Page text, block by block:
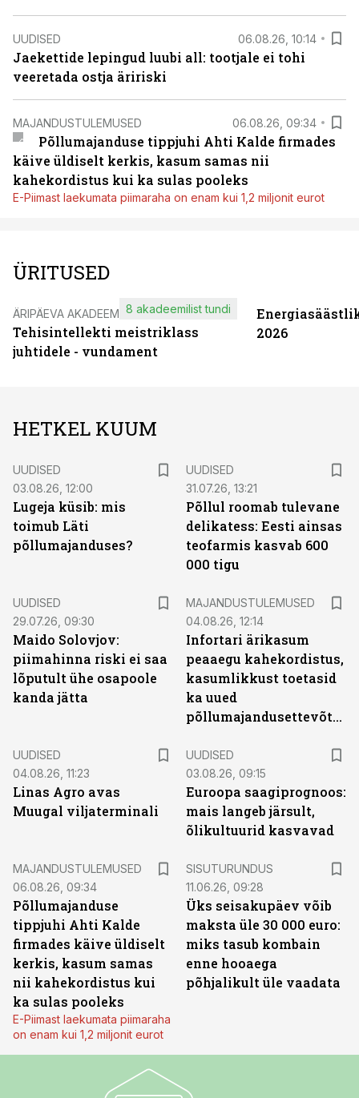
UUDISED 06.08.26, 10:14
Jaekettide lepingud luubi all: tootjale ei tohi
veeretada ostja äririski
MAJANDUSTULEMUSED 06.08.26, 09:34
Põllumajanduse tippjuhi Ahti Kalde firmades
käive üldiselt kerkis, kasum samas nii
kahekordistus kui ka sulas pooleks
E-Piimast laekumata piimaraha on enam kui 1,2 miljonit eurot
ÜRITUSED
ÄRIPÄEVA AKADEEMIA
Tehisintellekti meistriklass
juhtidele - vundament
8 akadeemilist tundi
2026
HETKEL KUUM
UUDISED
03.08.26, 12:00
Lugeja küsib: mis
toimub Läti
põllumajanduses?
UUDISED
31.07.26, 13:21
Põllul roomab tulevane
delikatess: Eesti ainsas
teofarmis kasvab 600
000 tigu
UUDISED
29.07.26, 09:30
Maido Solovjov:
piimahinna riski ei saa
lõputult ühe osapoole
kanda jätta
MAJANDUSTULEMUSED
04.08.26, 12:14
Infortari ärikasum
peaaegu kahekordistus,
kasumlikkust toetasid
ka uued
põllumajandusettevõtted
UUDISED
04.08.26, 11:23
Linas Agro avas
Muugal viljaterminali
UUDISED
03.08.26, 09:15
Euroopa saagiprognoos:
mais langeb järsult,
õlikultuurid kasvavad
MAJANDUSTULEMUSED
06.08.26, 09:34
Põllumajanduse
tippjuhi Ahti Kalde
firmades käive üldiselt
kerkis, kasum samas
nii kahekordistus kui
ka sulas pooleks
E-Piimast laekumata piimaraha
on enam kui 1,2 miljonit eurot
SISUTURUNDUS
11.06.26, 09:28
Üks seisakupäev võib
maksta üle 30 000 euro:
miks tasub kombain
enne hooaega
põhjalikult üle vaadata